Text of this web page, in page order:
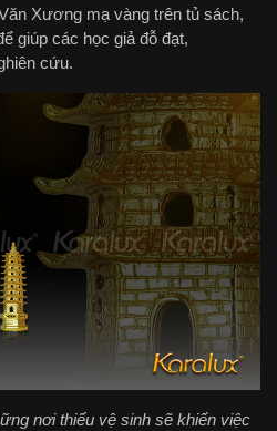
Xương mạ vàng trên tủ sách,
giúp các học giả đỗ đạt,
cứu.
nơi thiếu vệ sinh sẽ khiến việc